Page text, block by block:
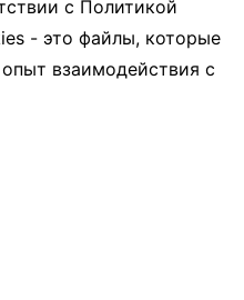
с Политикой
- это файлы, которые
взаимодействия с